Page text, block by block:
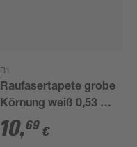
B1
Raufasertapete grobe
Körnung weiß 0,53 x
30 m
10,69 €